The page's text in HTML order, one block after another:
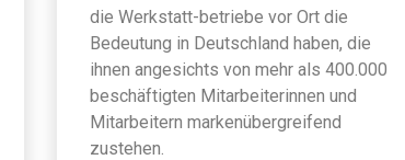
die Werkstatt-betriebe vor Ort die
Bedeutung in Deutschland haben, die
ihnen angesichts von mehr als 400.000
beschäftigten Mitarbeiterinnen und
Mitarbeitern markenübergreifend
zustehen.